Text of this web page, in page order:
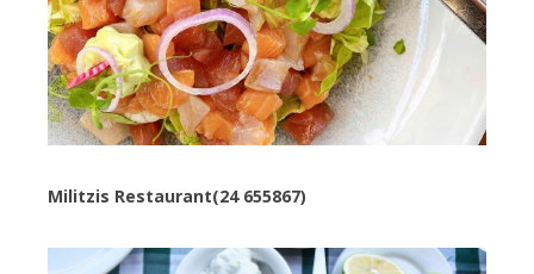
Militzis Restaurant(24 655867)